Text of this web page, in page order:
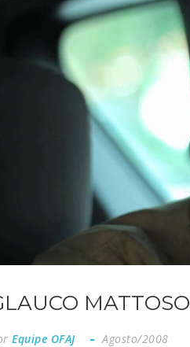
MATTOSO
Equipe OFAJ Agosto/2008